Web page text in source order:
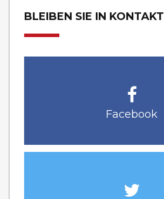
BLEIBEN SIE IN KONTAKT
Facebook